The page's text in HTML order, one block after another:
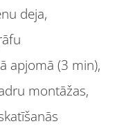
deja,
apjomā (3 min),
montāžas,